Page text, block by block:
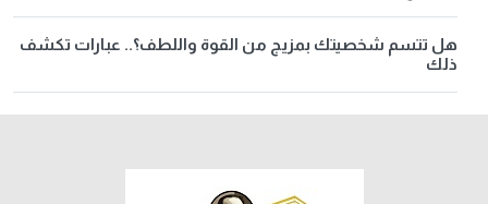
هل تتسم شخصيتك بمزيج من القوة واللطف؟.. عبارات تكشف
ذلك